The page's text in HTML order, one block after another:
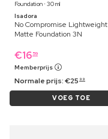
Foundation ⋅ 30 ml
Isadora
No Compromise Lightweight
Matte Foundation 3N
€16 59
Memberprijs
Normale prijs:€25 99
VOEG TOE